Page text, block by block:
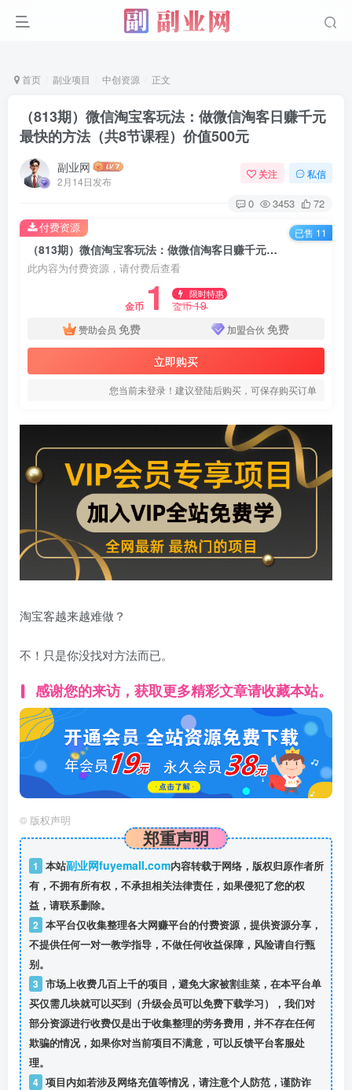
首页 副业项目 中创资源 正文
（813期）微信淘宝客玩法：做微信淘客日赚千元
最快的方法（共8节课程）价值500元
副业网
2月14日发布
关注 私信
0 3453 72
（813期）微信淘宝客玩法：做微信淘客日赚千元最快的方法（共8节课程）价值500元
此内容为付费资源，请付费后查看
金币 1 限时特惠
金币19
赞助会员 免费 加盟合伙 免费
立即购买
您当前未登录！建议登陆后购买，可保存购买订单
付费资源 已售 11
淘宝客越来越难做？
不！只是你没找对方法而已。
感谢您的来访，获取更多精彩文章请收藏本站。
© 版权声明
郑重声明
1 本站副业网fuyemall.com内容转载于网络，版权归原作者所
有，不拥有所有权，不承担相关法律责任，如果侵犯了您的权
益，请联系删除。
2 本平台仅收集整理各大网赚平台的付费资源，提供资源分享，
不提供任何一对一教学指导，不做任何收益保障，风险请自行甄
别。
3 市场上收费几百上千的项目，避免大家被割韭菜，在本平台单
买仅需几块就可以买到（升级会员可以免费下载学习），我们对
部分资源进行收费仅是出于收集整理的劳务费用，并不存在任何
欺骗的情况，如果你对当前项目不满意，可以反馈平台客服处
理。
4 项目内如若涉及网络充值等情况，请注意个人防范，谨防诈